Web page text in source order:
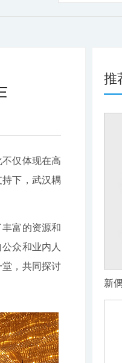
仅体现在高
下，武汉耦
富的资源和
众和业内人
，共同探讨
推